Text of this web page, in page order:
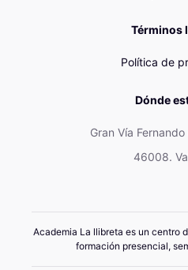
Términos
Política de
Dónde
Gran Vía
46008.
Academia La llibreta es un centro
formación presencial,